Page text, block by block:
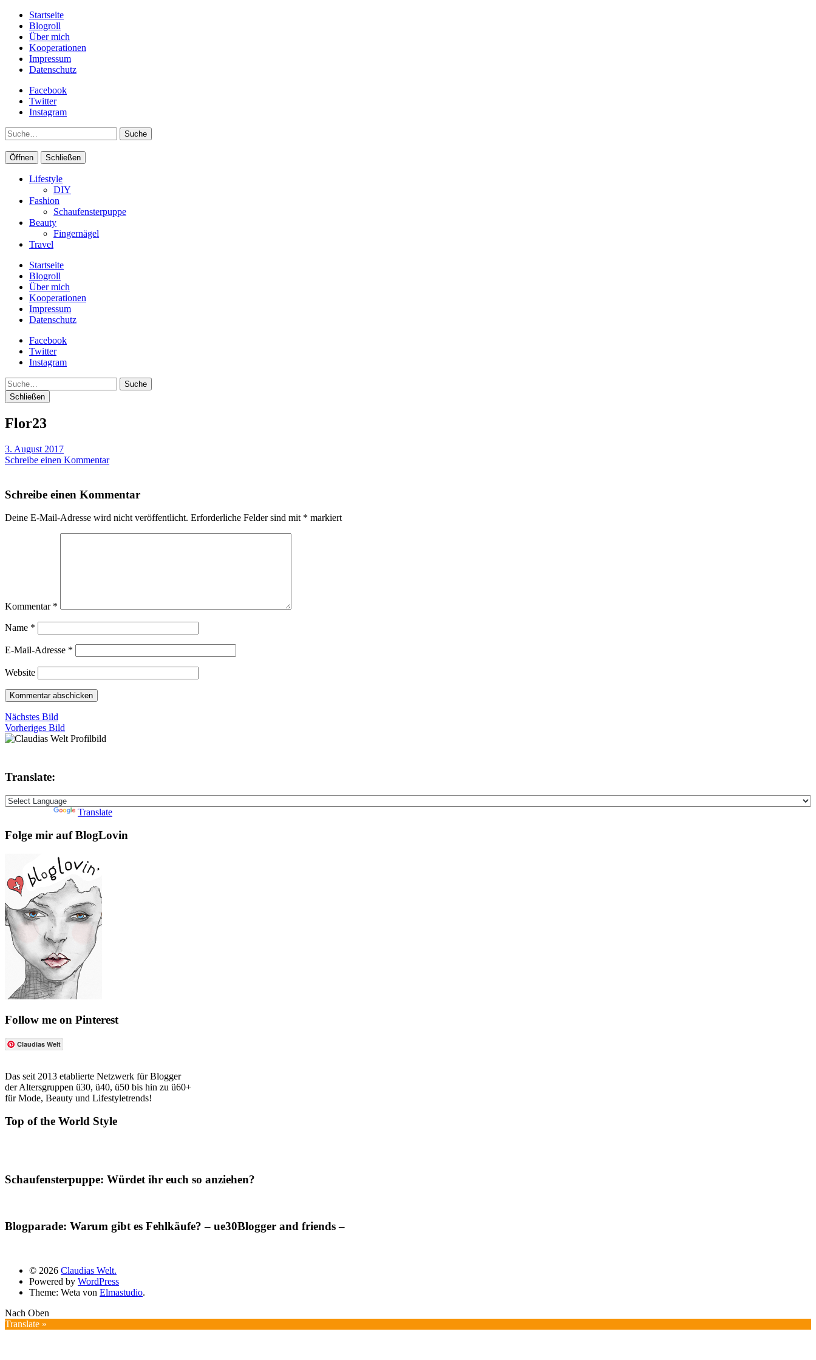
Startseite
Blogroll
Über mich
Kooperationen
Impressum
Datenschutz
Facebook
Twitter
Instagram
Suche
Öffnen Schließen
Lifestyle
DIY
Fashion
Schaufensterpuppe
Beauty
Fingernägel
Travel
Startseite
Blogroll
Über mich
Kooperationen
Impressum
Datenschutz
Facebook
Twitter
Instagram
Suche
Schließen
Flor23
3. August 2017
Schreibe einen Kommentar
Schreibe einen Kommentar
Deine E-Mail-Adresse wird nicht veröffentlicht. Erforderliche Felder sind mit * markiert
Kommentar *
Name *
E-Mail-Adresse *
Website
Nächstes Bild
Vorheriges Bild
Translate:
Translate
Folge mir auf BlogLovin
Follow me on Pinterest
Claudias Welt
Das seit 2013 etablierte Netzwerk für Blogger
der Altersgruppen ü30, ü40, ü50 bis hin zu ü60+
für Mode, Beauty und Lifestyletrends!
Top of the World Style
Schaufensterpuppe: Würdet ihr euch so anziehen?
Blogparade: Warum gibt es Fehlkäufe? – ue30Blogger and friends –
© 2026 Claudias Welt.
Powered by WordPress
Theme: Weta von Elmastudio.
Nach Oben
Translate »